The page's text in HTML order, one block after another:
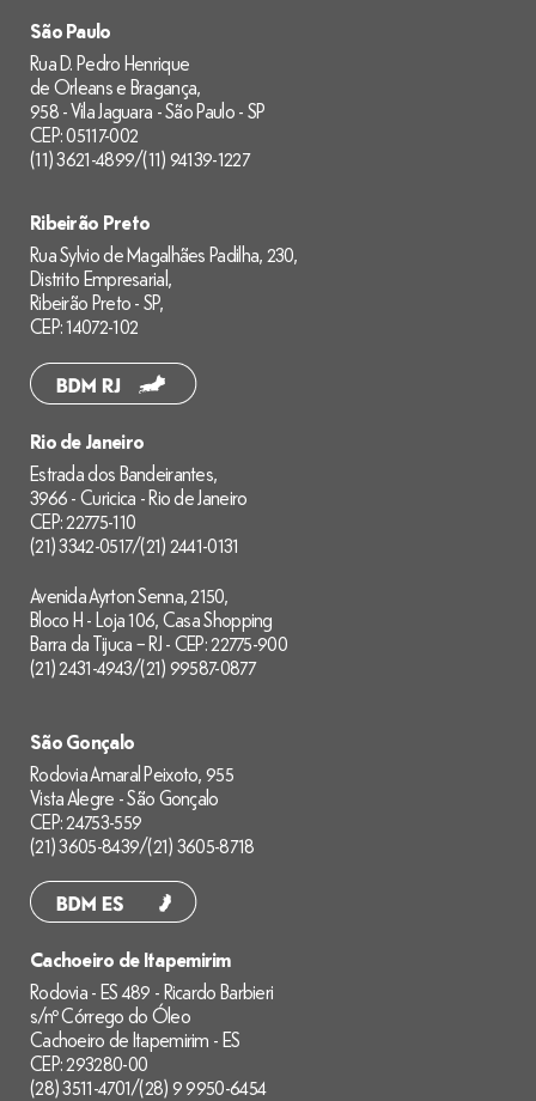
São Paulo
Rua D. Pedro Henrique
de Orleans e Bragança,
958 - Vila Jaguara - São Paulo - SP
CEP: 05117-002
(11) 3621-4899/(11) 94139-1227
Ribeirão Preto
Rua Sylvio de Magalhães Padilha, 230,
Distrito Empresarial,
Ribeirão Preto - SP,
CEP: 14072-102
Rio de Janeiro
Estrada dos Bandeirantes,
3966 - Curicica - Rio de Janeiro
CEP: 22775-110
(21) 3342-0517/(21) 2441-0131
Avenida Ayrton Senna, 2150,
Bloco H - Loja 106, Casa Shopping
Barra da Tijuca – RJ - CEP: 22775-900
(21) 2431-4943/(21) 99587-0877
São Gonçalo
Rodovia Amaral Peixoto, 955
Vista Alegre - São Gonçalo
CEP: 24753-559
(21) 3605-8439/(21) 3605-8718
Cachoeiro de Itapemirim
Rodovia - ES 489 - Ricardo Barbieri
s/nº Córrego do Óleo
Cachoeiro de Itapemirim - ES
CEP: 293280-00
(28) 3511-4701/(28) 9 9950-6454